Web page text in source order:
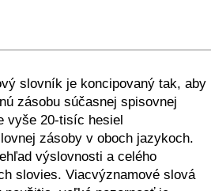
slovník je koncipovaný tak, aby
zásobu súčasnej spisovnej
vyše 20-tisíc hesiel
zásoby v oboch jazykoch.
výslovnosti a celého
slovies. Viacvýznamové slová